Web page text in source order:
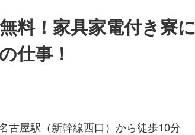
料！家具家電付き寮
仕事！
屋駅（新幹線西口）から徒歩10分